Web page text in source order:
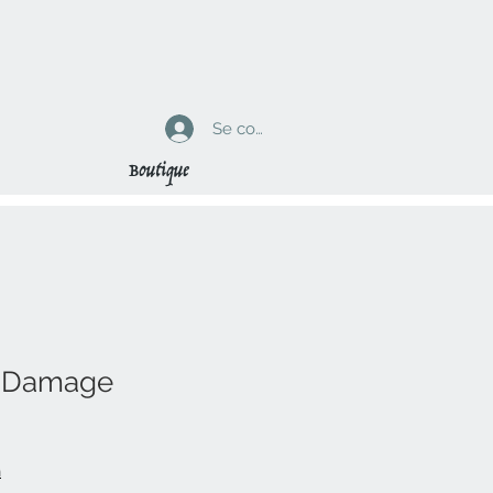
Se connecter
Boutique